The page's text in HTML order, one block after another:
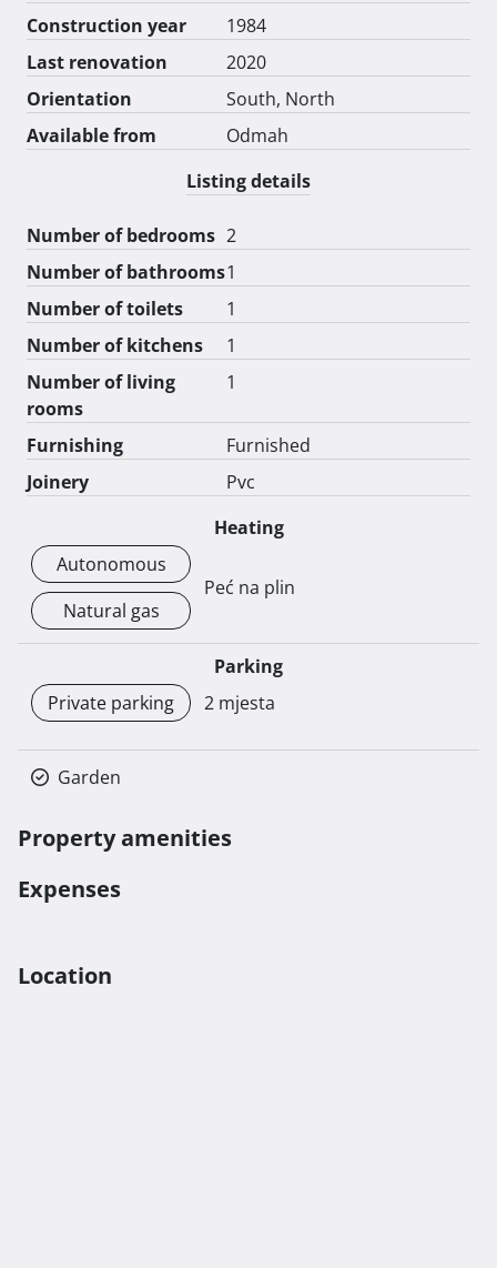
Invalidski pristup. Osigurana su 2 parkirna mjesta.
Autom do ulaza u stan.
Stan je osiguran od požara, poplave, izljeva vode, kao i
namještaj.
Prvenstveno se ovdje kupuje vrijednost Lokacije, vrt, te
bio magnetna rezonancija- Mir.
385 98 9798-202 WhatsApp
wise22supreme21@hotmail.com
Agencije moraju na ovu cijenu nadograditi proviziju. U
protivnom se ugovor otkazuje i neće moći dovesti
klijenta!!
Construction year
1984
Last renovation
2020
Orientation
South, North
Available from
Odmah
Listing details
Number of bedrooms 2
Number of bathrooms1
Number of toilets
1
Number of kitchens
1
Number of living
rooms
1
Furnishing
Furnished
Joinery
Pvc
Heating
Autonomous
Natural gas
Peć na plin
Parking
Private parking
2 mjesta
Garden
Property amenities
Expenses
Location